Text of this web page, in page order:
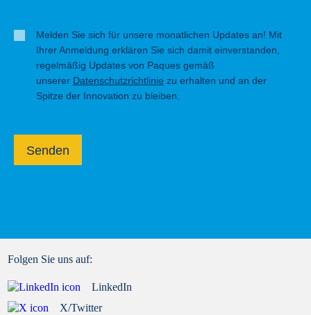
Melden Sie sich für unsere monatlichen Updates an! Mit
Ihrer Anmeldung erklären Sie sich damit einverstanden,
regelmäßig Updates von Paques gemäß
unserer Datenschutzrichtlinie zu erhalten und an der
Spitze der Innovation zu bleiben.
Senden
Folgen Sie uns auf:
LinkedIn
X/Twitter